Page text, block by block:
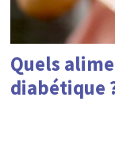
Quels
diabétique